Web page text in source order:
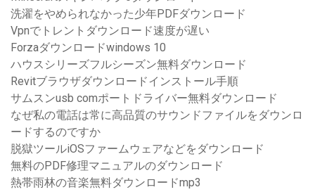
洗濯をやめられなかった少年PDFダウンロード
Vpnでトレントダウンロード速度が遅い
Forzaダウンロードwindows 10
ハウスシリーズフルシーズン無料ダウンロード
Revitブラウザダウンロードインストール手順
サムスンusb comポートドライバー無料ダウンロード
なぜ私の電話は常に高品質のサウンドファイルをダウンロ
ードするのですか
脱獄ツールiOSファームウェアなどをダウンロード
無料のPDF修理マニュアルのダウンロード
熱帯雨林の音楽無料ダウンロードmp3